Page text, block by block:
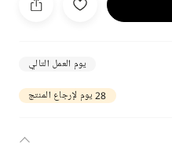
يوم العمل التالي
28 يوم لإرجاع المنتج